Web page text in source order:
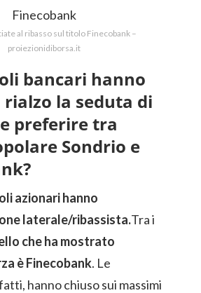
al ribasso sul titolo Finecobank –
proiezionidiborsa.it
bancari hanno
rialzo la seduta di
preferire tra
Sondrio e
azionari hanno
laterale/ribassista.Tra i
che ha mostrato
è Finecobank. Le
hanno chiuso sui massimi